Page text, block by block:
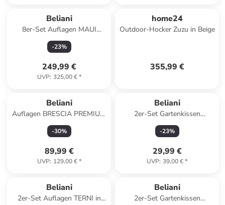
Beliani
8er-Set Auflagen MAUI
PREMIUM in Beige
-23%
249,99 €
UVP: 325,00 €*
home24
Outdoor-Hocker Zuzu in Beige
355,99 €
Beliani
Auflagen BRESCIA PREMIUM
in Blau - (W) 60 x (H) 5 x (L)
180 cm
-30%
89,99 €
UVP: 129,00 €*
Beliani
2er-Set Gartenkissen
TORRETTA in
Weiß/Rosa/Schwarz
-23%
29,99 €
UVP: 39,00 €*
Beliani
2er-Set Auflagen TERNI in
Beliani
2er-Set Gartenkissen